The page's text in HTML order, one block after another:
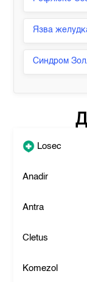
Язва
Синдром
Losec
Anadir
Antra
Cletus
Komezol